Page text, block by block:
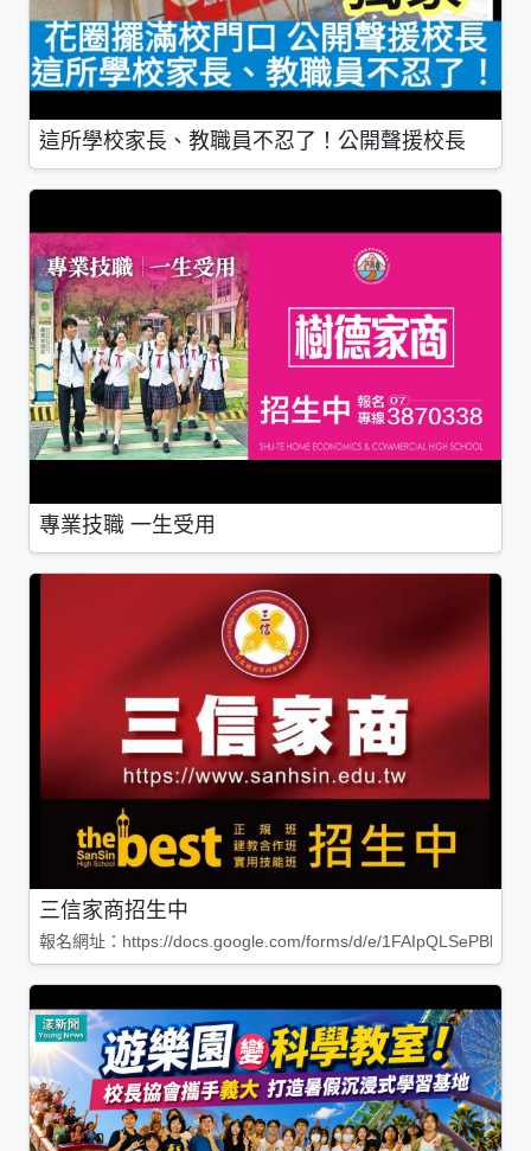
這所學校家長、教職員不忍了！公開聲援校長
專業技職 一生受用
三信家商招生中
報名網址：https://docs.google.com/forms/d/e/